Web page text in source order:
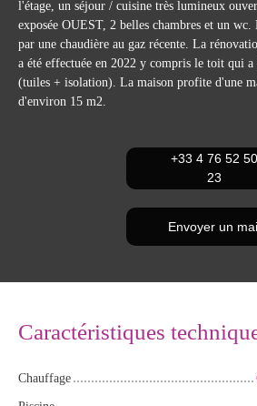
l'étage, un séjour / cuisine très lumineux
exposée OUEST, 2 belles chambres et un wc.
par une chaudière au gaz récente. La
a été effectuée en 2022 y compris le toit qui
(tuiles + isolation). La maison profite d'une
d'environ 15 m2.
+33 4 76 52 50
23
Envoyer un
Caractéristiques
Chauffage